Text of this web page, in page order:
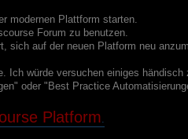
modernen Plattform starten.
Forum zu benutzen.
sich auf der neuen Platform neu
Ich würde versuchen einiges händisch
oder "Best Practice
Platform.